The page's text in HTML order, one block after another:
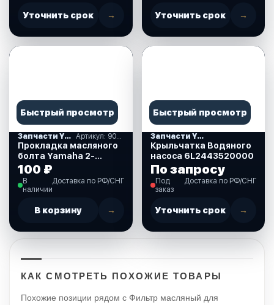
Уточнить срок → Уточнить срок →
Быстрый просмотр
Запчасти YAMAHA Артикул: 9043008020_ОМ
Прокладка масляного
болта Yamaha 2-
300,8.0x12.6x1.6 мм,
Omax
(9043008020_ОМ)
100 ₽
В
наличии
Доставка по РФ/СНГ
В корзину →
Быстрый просмотр
Запчасти YAMAHA
Крыльчатка Водяного
насоса 6L2443520000
По запросу
Под
заказ
Доставка по РФ/СНГ
Уточнить срок →
КАК СМОТРЕТЬ ПОХОЖИЕ ТОВАРЫ
Похожие позиции рядом с Фильтр масляный для